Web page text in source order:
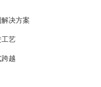
决方案
艺
越